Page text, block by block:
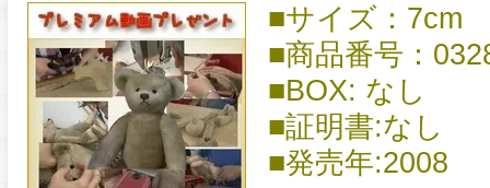
■サイズ：7cm
■商品番号：
■BOX: なし
■証明書:なし
■発売年:2008